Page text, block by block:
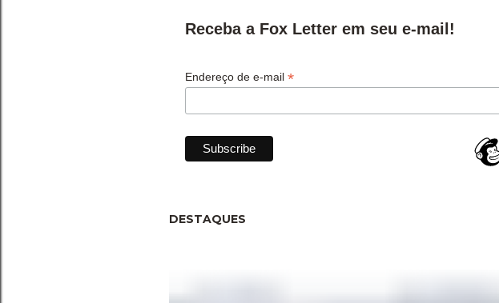
Receba a Fox Letter em seu e-mail!
Endereço de e-mail *
DESTAQUES